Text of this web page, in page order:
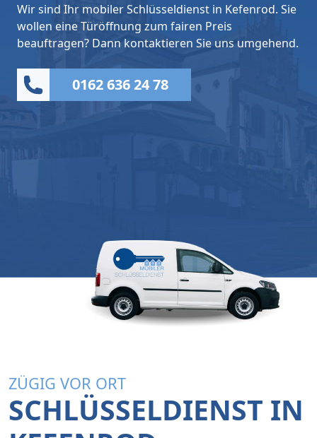
Wir sind Ihr mobiler Schlüsseldienst in Kefenrod. Sie
wollen eine Türöffnung zum fairen Preis
beauftragen? Dann kontaktieren Sie uns umgehend.
0162 636 24 78
ZÜGIG VOR ORT
SCHLÜSSELDIENST IN